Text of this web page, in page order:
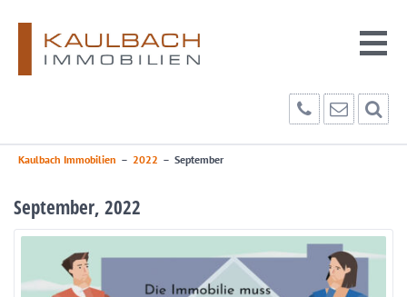
Kaulbach Immobilien – 2022 – September
September, 2022